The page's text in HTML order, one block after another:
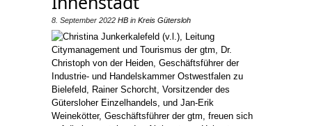
8. September 2022 HB in Kreis Gütersloh